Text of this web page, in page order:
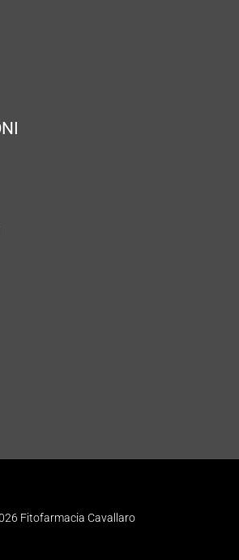
Fitofarmacia Cavallaro